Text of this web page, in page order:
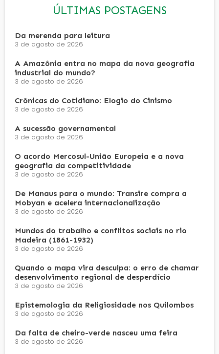
ÚLTIMAS POSTAGENS
Da merenda para leitura
3 de agosto de 2026
A Amazônia entra no mapa da nova geografia
industrial do mundo?
3 de agosto de 2026
Crônicas do Cotidiano: Elogio do Cinismo
3 de agosto de 2026
A sucessão governamental
3 de agosto de 2026
O acordo Mercosul-União Europeia e a nova
geografia da competitividade
3 de agosto de 2026
De Manaus para o mundo: Transire compra a
Mobyan e acelera internacionalização
3 de agosto de 2026
Mundos do trabalho e conflitos sociais no rio
Madeira (1861-1932)
3 de agosto de 2026
Quando o mapa vira desculpa: o erro de chamar
desenvolvimento regional de desperdício
3 de agosto de 2026
Epistemologia da Religiosidade nos Quilombos
3 de agosto de 2026
Da falta de cheiro-verde nasceu uma feira
3 de agosto de 2026